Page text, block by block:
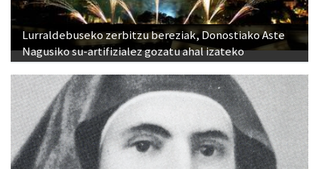
Lurraldebuseko zerbitzu bereziak, Donostiako Aste
Nagusiko su-artifizialez gozatu ahal izateko